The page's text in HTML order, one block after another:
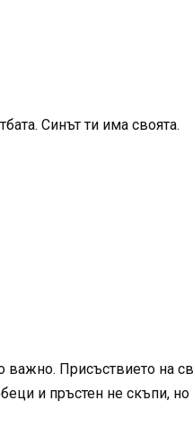
Синът ти има своята.
важно. Присъствието на
и пръстен не скъпи,